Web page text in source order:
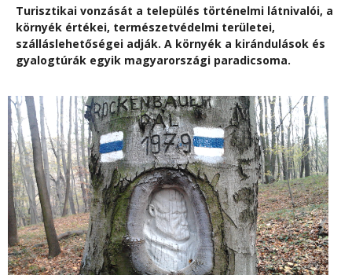
Turisztikai vonzását a település történelmi látnivalói, a
környék értékei, természetvédelmi területei,
szálláslehetőségei adják. A környék a kirándulások és
gyalogtúrák egyik magyarországi paradicsoma.